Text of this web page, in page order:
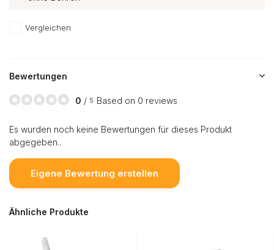
Vergleichen
Bewertungen
0 / 5 Based on 0 reviews
Es wurden noch keine Bewertungen für dieses Produkt
abgegeben..
Eigene Bewertung erstellen
Ähnliche Produkte